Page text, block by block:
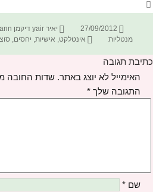
פורסם
בתאריך
27/09/2012 מחבר
יאיר yair דיקמן dickmann
מנטליות
תגיות
אינטלקט, אישיות, יחסים,
כתיבת תגובה
האימייל לא יוצג באתר. שדות החובה
התגובה שלך *
שם *